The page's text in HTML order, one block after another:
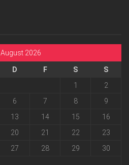
August 2026
D F S
S
1
2
6 7 8
9
13 14 15
16
20 21 22
23
27 28 29
30